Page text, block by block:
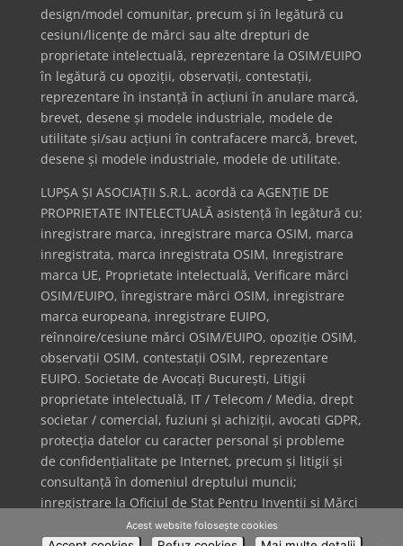
design/model comunitar, precum și în legătură cu
cesiuni/licențe de mărci sau alte drepturi de
proprietate intelectuală, reprezentare la OSIM/EUIPO
în legătură cu opoziții, observații, contestații,
reprezentare în instanță în acțiuni în anulare marcă,
brevet, desene și modele industriale, modele de
utilitate și/sau acțiuni în contrafacere marcă, brevet,
desene și modele industriale, modele de utilitate.
LUPȘA ȘI ASOCIAȚII S.R.L. acordă ca AGENȚIE DE
PROPRIETATE INTELECTUALĂ asistență în legătură cu:
inregistrare marca, inregistrare marca OSIM, marca
inregistrata, marca inregistrata OSIM, Inregistrare
marca UE, Proprietate intelectuală, Verificare mărci
OSIM/EUIPO, înregistrare mărci OSIM, inregistrare
marca europeana, inregistrare EUIPO,
reînnoire/cesiune mărci OSIM/EUIPO, opoziție OSIM,
observații OSIM, contestații OSIM, reprezentare
EUIPO. Societate de Avocați București, Litigii
proprietate intelectuală, IT / Telecom / Media, drept
societar / comercial, fuziuni și achiziții, avocati GDPR,
protecția datelor cu caracter personal și probleme
de confidențialitate pe Internet, precum și litigii și
consultanță în domeniul dreptului muncii;
inregistrare la Oficiul de Stat Pentru Invenții și Mărci
(OSIM) + inregistrare Oficiul European pentru Mărci
Acest website folosește cookies